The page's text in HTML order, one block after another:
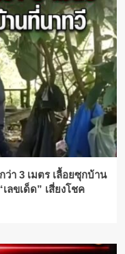
ว่า 3 เมตร เลื้อยซุกบ้าน
ลขเด็ด” เสี่ยงโชค